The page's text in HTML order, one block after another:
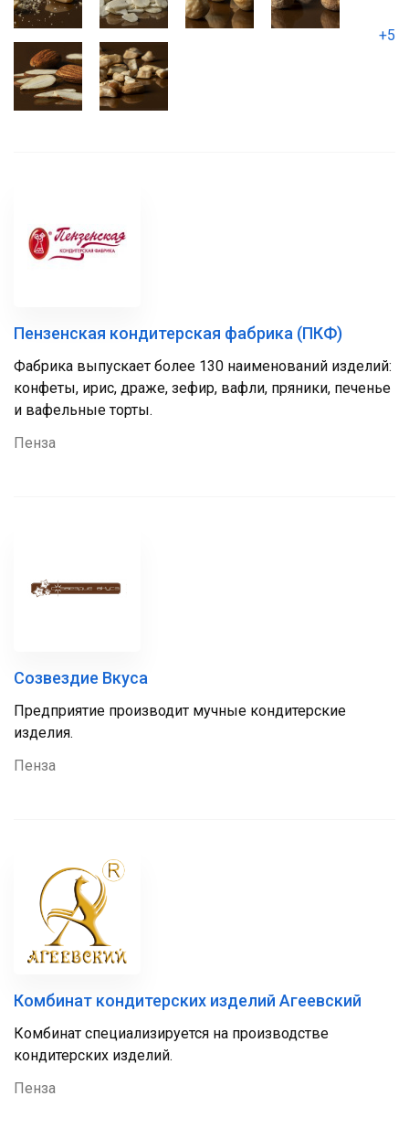
+5
Пензенская кондитерская фабрика (ПКФ)
Фабрика выпускает более 130 наименований изделий:
конфеты, ирис, драже, зефир, вафли, пряники, печенье
и вафельные торты.
Пенза
Созвездие Вкуса
Предприятие производит мучные кондитерские
изделия.
Пенза
Комбинат кондитерских изделий Агеевский
Комбинат специализируется на производстве
кондитерских изделий.
Пенза